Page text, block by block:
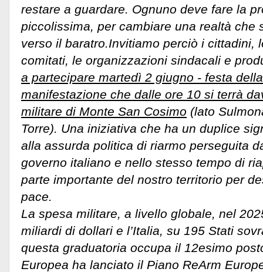
restare a guardare. Ognuno deve fare la
piccolissima, per cambiare una realtà che
verso il baratro.Invitiamo perciò i cittadini,
comitati, le organizzazioni sindacali e
a partecipare martedì 2 giugno - festa
manifestazione che dalle ore 10 si terrà
militare di Monte San Cosimo (lato
Torre). Una iniziativa che ha un duplice
alla assurda politica di riarmo perseguita
governo italiano e nello stesso tempo di
parte importante del nostro territorio per
pace.
La spesa militare, a livello globale, nel
miliardi di dollari e l’Italia, su 195 Stati
questa graduatoria occupa il 12esimo
Europea ha lanciato il Piano ReArm